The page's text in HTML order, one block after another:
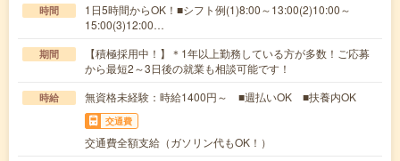
時間
1日5時間からOK！■シフト例(1)8:00～13:00(2)10:00～
15:00(3)12:00…
期間
【積極採用中！】＊1年以上勤務している方が多数！ご応募
から最短2～3日後の就業も相談可能です！
時給 無資格未経験：時給1400円～ ■週払いOK ■扶養内OK
交通費
交通費全額支給（ガソリン代もOK！）